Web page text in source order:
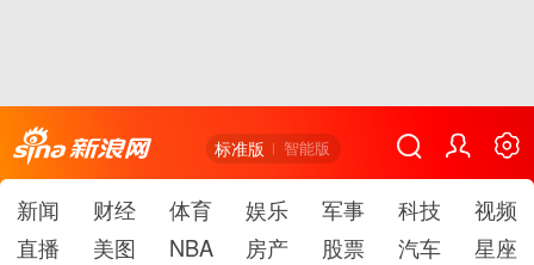
标准版 智能版
新闻 财经 体育 娱乐 军事 科技
视频
直播
美图 NBA 房产 股票 汽车
星座